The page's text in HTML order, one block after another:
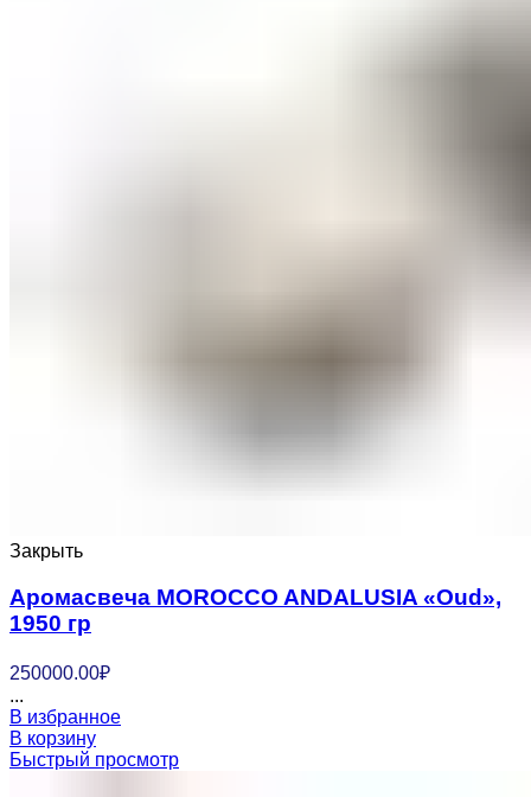
Закрыть
Аромасвеча MOROCCO ANDALUSIA «Oud»,
1950 гр
250000.00₽
...
В избранное
В корзину
Быстрый просмотр